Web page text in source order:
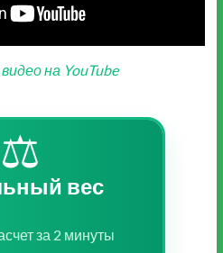
на YouTube
⚖️
вес
за 2 минуты